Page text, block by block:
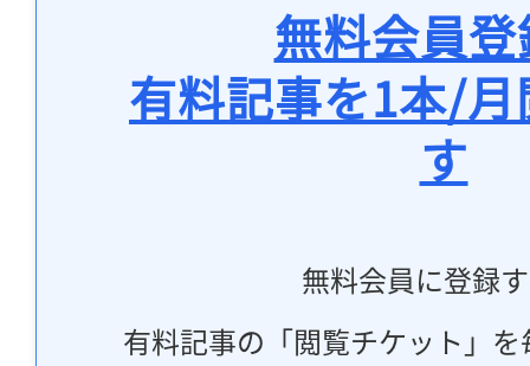
無料会員
有料記事を1本/
す
無料会員に登録
有料記事の「閲覧チケット」